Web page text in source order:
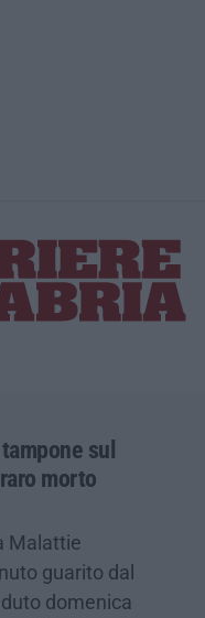
La magia di
sul
morto
Malattie
guarito dal
domenica